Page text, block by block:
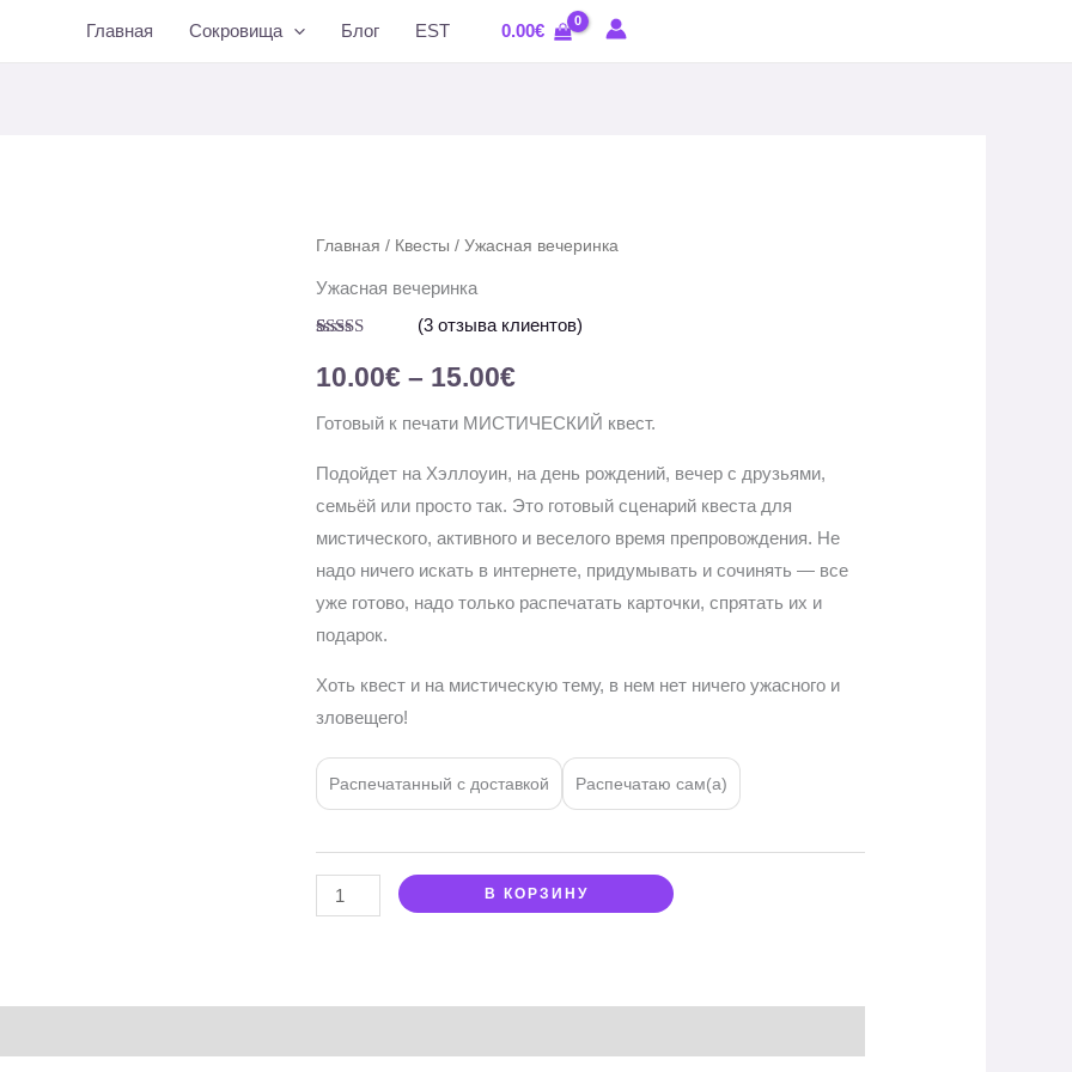
Главная Сокровища Блог EST 0.00€
Главная / Квесты / Ужасная вечеринка
Ужасная вечеринка
5.00 из 5 на
основе
пользователей
(3 отзыва клиентов)
10.00€ – 15.00€
Диапазон
Готовый к печати МИСТИЧЕСКИЙ квест.
Подойдет на Хэллоуин, на день рождений, вечер с друзьями,
семьёй или просто так. Это готовый сценарий квеста для
мистического, активного и веселого время препровождения. Не
надо ничего искать в интернете, придумывать и сочинять — все
уже готово, надо только распечатать карточки, спрятать их и
подарок.
Хоть квест и на мистическую тему, в нем нет ничего ужасного и
зловещего!
Распечатанный с доставкой Распечатаю сам(а)
Количество
товара
В КОРЗИНУ